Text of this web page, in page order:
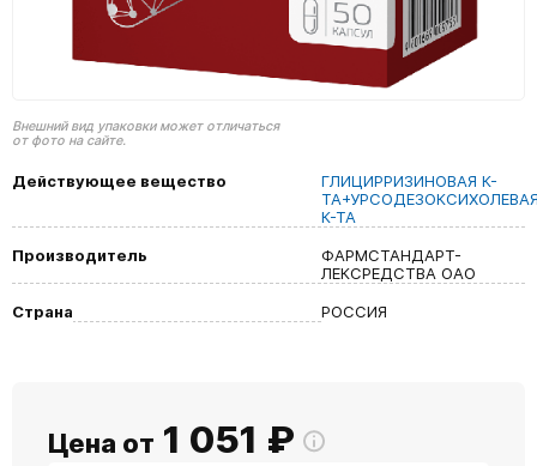
Внешний вид упаковки может отличаться
от фото на сайте.
Действующее вещество
ГЛИЦИРРИЗИНОВАЯ К-
К-ТА
Производитель
ФАРМСТАНДАРТ-
ЛЕКСРЕДСТВА ОАО
Страна
РОССИЯ
Цена от 1 051 ₽